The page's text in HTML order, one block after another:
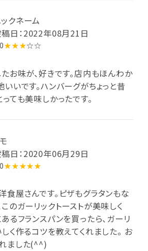
クネーム
日：2022年08月21日
★★★☆☆
お味が、好きです。店内もほんわか
いいです。ハンバーグがちょっと昔
ても美味しかったです。
日：2020年06月29日
★★★★★
食屋さんです。ピザもグラタンもな
のガーリックトーストが美味しく
るフランスパンを買ったら、ガーリ
く作るコツを教えてくれました。 お
ました(^^)